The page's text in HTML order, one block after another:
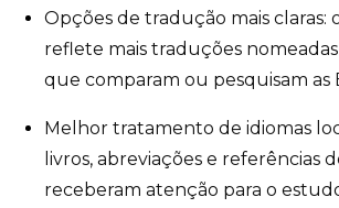
Opções de tradução mais claras:
reflete mais traduções
que comparam ou pesquisam as
Melhor tratamento de idiomas
livros, abreviações e referências
receberam atenção para o